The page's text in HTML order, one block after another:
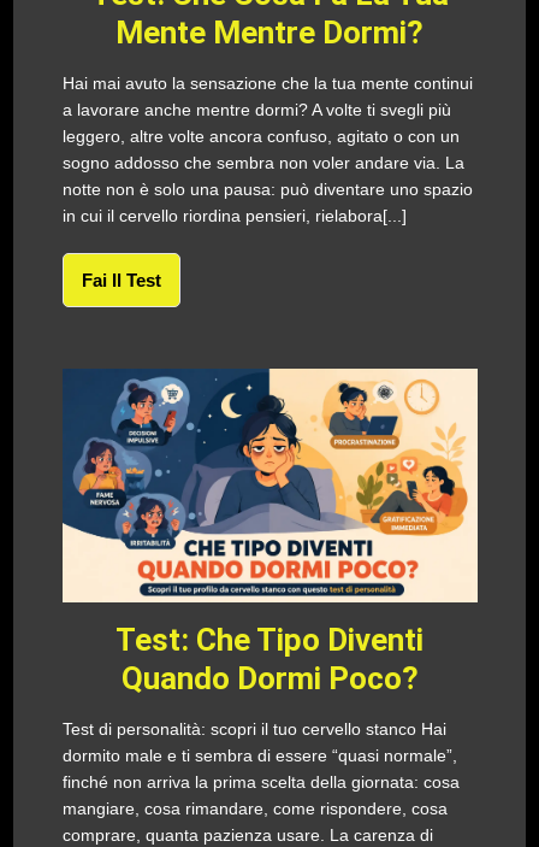
Mente Mentre Dormi?
Hai mai avuto la sensazione che la tua mente continui
a lavorare anche mentre dormi? A volte ti svegli più
leggero, altre volte ancora confuso, agitato o con un
sogno addosso che sembra non voler andare via. La
notte non è solo una pausa: può diventare uno spazio
in cui il cervello riordina pensieri, rielabora[...]
Fai Il Test
Test: Che Tipo Diventi
Quando Dormi Poco?
Test di personalità: scopri il tuo cervello stanco Hai
dormito male e ti sembra di essere “quasi normale”,
finché non arriva la prima scelta della giornata: cosa
mangiare, cosa rimandare, come rispondere, cosa
comprare, quanta pazienza usare. La carenza di